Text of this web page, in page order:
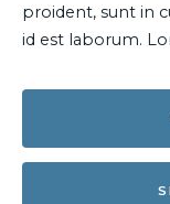
proident, sunt in
id est laborum.